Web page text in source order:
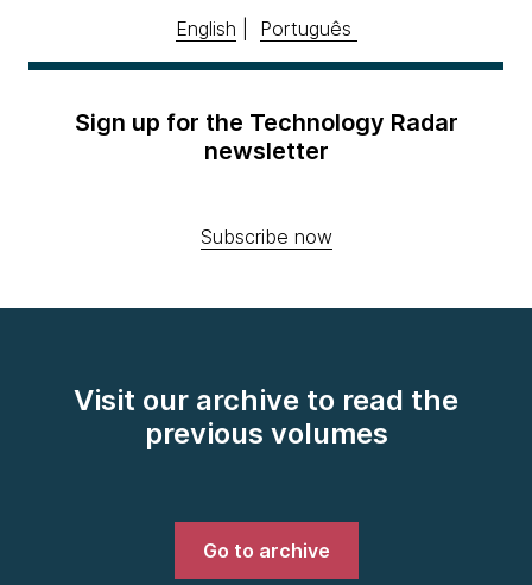
English Português
Sign up for the Technology Radar
newsletter
Subscribe now
Visit our archive to read the
previous volumes
Go to archive